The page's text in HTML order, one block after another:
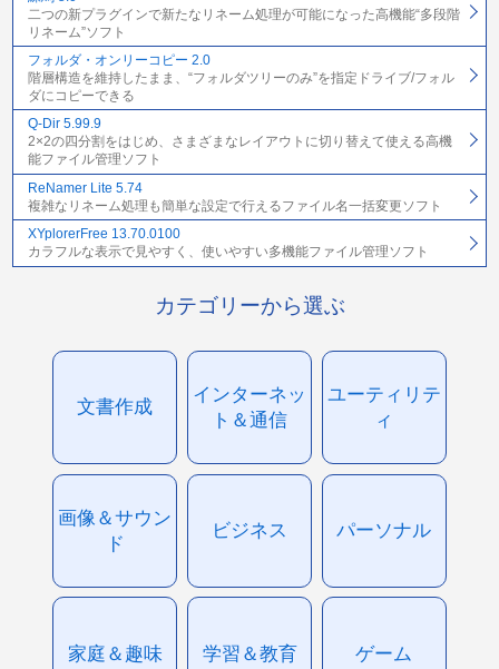
二つの新プラグインで新たなリネーム処理が可能になった高機能“多段階
リネーム”ソフト
フォルダ・オンリーコピー 2.0
階層構造を維持したまま、“フォルダツリーのみ”を指定ドライブ/フォル
ダにコピーできる
Q-Dir 5.99.9
2×2の四分割をはじめ、さまざまなレイアウトに切り替えて使える高機
能ファイル管理ソフト
ReNamer Lite 5.74
複雑なリネーム処理も簡単な設定で行えるファイル名一括変更ソフト
XYplorerFree 13.70.0100
カラフルな表示で見やすく、使いやすい多機能ファイル管理ソフト
カテゴリーから選ぶ
文書作成
インターネッ
ト＆通信
ユーティリテ
ィ
画像＆サウン
ド
ビジネス パーソナル
家庭＆趣味 学習＆教育 ゲーム